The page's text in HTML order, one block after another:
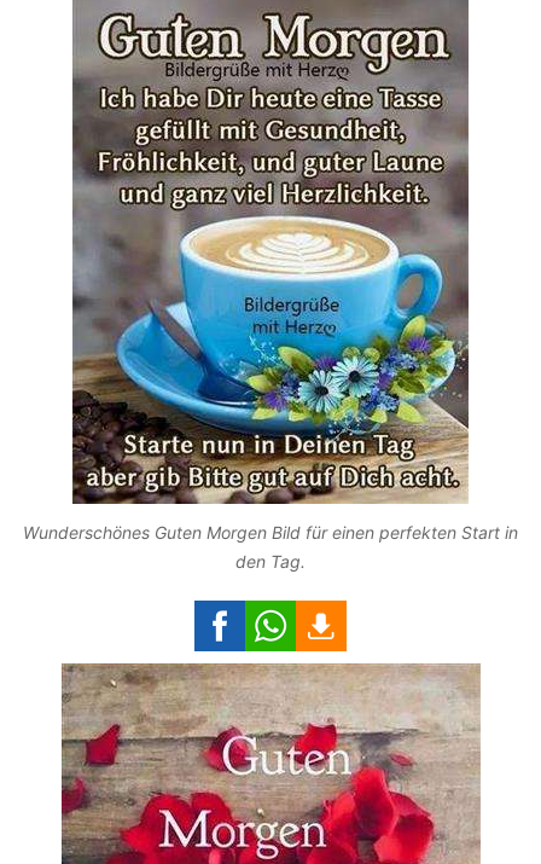
Wunderschönes Guten Morgen Bild für einen perfekten Start in
den Tag.